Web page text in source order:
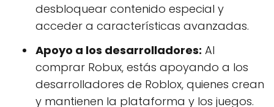
desbloquear contenido especial y
acceder a características avanzadas.
Apoyo a los desarrolladores: Al
comprar Robux, estás apoyando a los
desarrolladores de Roblox, quienes crean
y mantienen la plataforma y los juegos.